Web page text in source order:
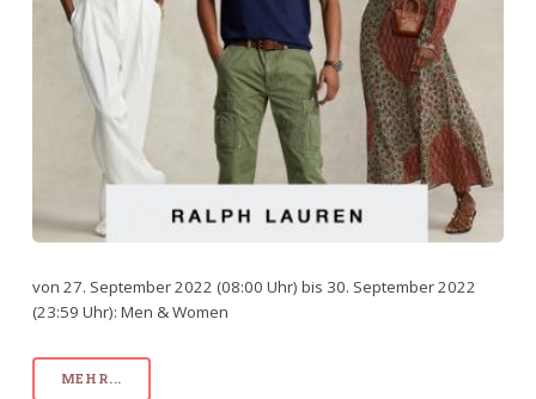
von 27. September 2022 (08:00 Uhr) bis 30. September 2022
(23:59 Uhr): Men & Women
MEHR...